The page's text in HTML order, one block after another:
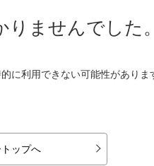
ませんでした。
に利用できない可能性がありま
ップへ